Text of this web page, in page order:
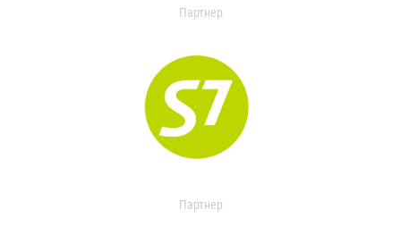
Партнер
Партнер